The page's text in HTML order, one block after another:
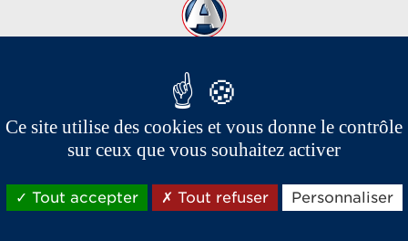
Les marques du groupe Aixam,
Ce site utilise des cookies et vous donne le contrôle
sur ceux que vous souhaitez activer
Tout accepter Tout refuser Personnaliser